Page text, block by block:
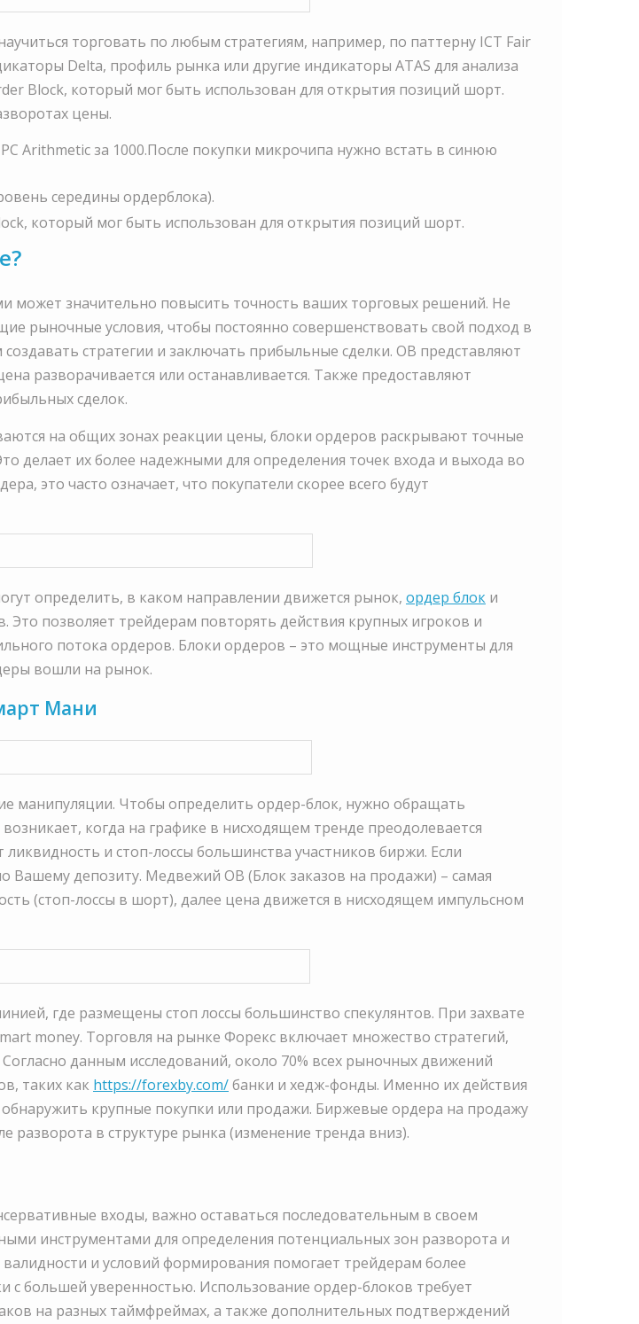
торговать по любым стратегиям, например, по паттерну ICT Fair
Delta, профиль рынка или другие индикаторы ATAS для анализа
Block, который мог быть использован для открытия позиций шорт.
цены.
Arithmetic за 1000.После покупки микрочипа нужно встать в синюю
середины ордерблока).
который мог быть использован для открытия позиций шорт.
может значительно повысить точность ваших торговых решений. Не
рыночные условия, чтобы постоянно совершенствовать свой подход в
стратегии и заключать прибыльные сделки. OB представляют
разворачивается или останавливается. Также предоставляют
сделок.
на общих зонах реакции цены, блоки ордеров раскрывают точные
делает их более надежными для определения точек входа и выхода во
это часто означает, что покупатели скорее всего будут
определить, в каком направлении движется рынок, ордер блок и
Это позволяет трейдерам повторять действия крупных игроков и
потока ордеров. Блоки ордеров – это мощные инструменты для
вошли на рынок.
Мани
манипуляции. Чтобы определить ордер-блок, нужно обращать
когда на графике в нисходящем тренде преодолевается
и стоп-лоссы большинства участников биржи. Если
депозиту. Медвежий OB (Блок заказов на продажи) – самая
(стоп-лоссы в шорт), далее цена движется в нисходящем импульсном
где размещены стоп лоссы большинство спекулянтов. При захвате
money. Торговля на рынке Форекс включает множество стратегий,
данным исследований, около 70% всех рыночных движений
таких как https://forexby.com/банки и хедж-фонды. Именно их действия
крупные покупки или продажи. Биржевые ордера на продажу
разворота в структуре рынка (изменение тренда вниз).
входы, важно оставаться последовательным в своем
инструментами для определения потенциальных зон разворота и
и условий формирования помогает трейдерам более
большей уверенностью. Использование ордер-блоков требует
на разных таймфреймах, а также дополнительных подтверждений